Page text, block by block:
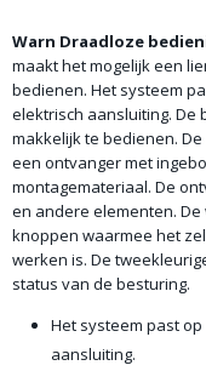
Warn Draadloze
maakt het mogelijk een
bedienen. Het systeem
elektrisch aansluiting. De
makkelijk te bedienen.
een ontvanger met
montagemateriaal. De
en andere elementen.
knoppen waarmee het
werken is. De
status van de besturing.
Het systeem past op
aansluiting.